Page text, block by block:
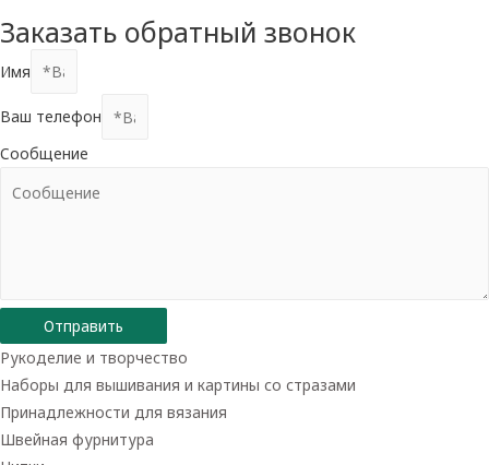
никель
(25
шт)
Заказать обратный звонок
Имя
Ваш телефон
Сообщение
Отправить
Рукоделие и творчество
Наборы для вышивания и картины со стразами
Принадлежности для вязания
Швейная фурнитура